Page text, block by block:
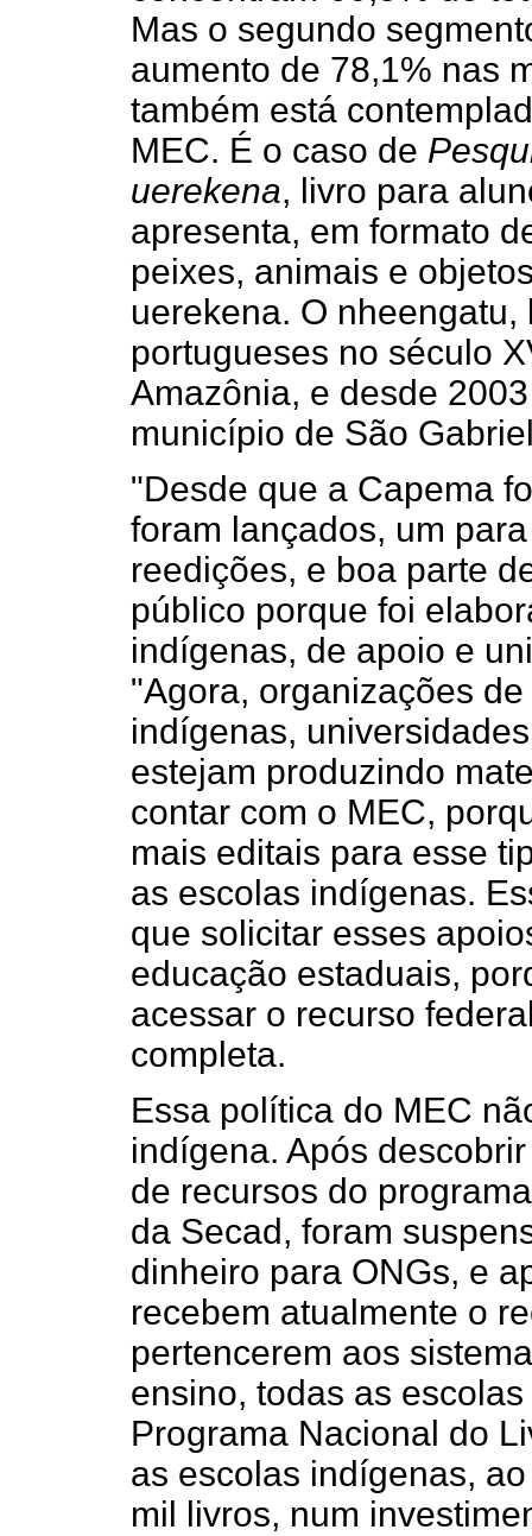
Mas o segundo
aumento de 78,1% nas
também está
MEC. É o caso de
uerekena, livro para
apresenta, em formato
peixes, animais e
uerekena. O
portugueses no século
Amazônia, e desde
município de São
"Desde que a Capema
foram lançados, um
reedições, e boa parte
público porque foi
indígenas, de apoio e
"Agora, organizações
indígenas,
estejam produzindo
contar com o MEC,
mais editais para esse
as escolas indígenas.
que solicitar esses
educação estaduais,
acessar o recurso
completa.
Essa política do MEC
indígena. Após
de recursos do
da Secad, foram
dinheiro para ONGs, e
recebem atualmente o
pertencerem aos
ensino, todas as
Programa Nacional do
as escolas indígenas,
mil livros, num